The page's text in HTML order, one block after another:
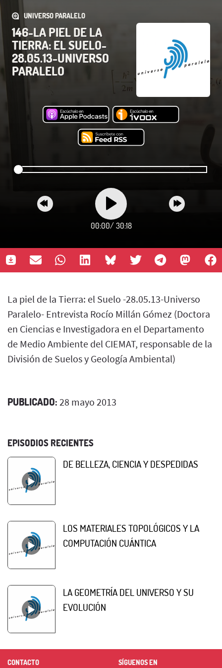
UNIVERSO PARALELO
146-LA PIEL DE LA
TIERRA: EL SUELO-
28.05.13-UNIVERSO
PARALELO
00:00/ 30:18
La piel de la Tierra: el Suelo -28.05.13-Universo
Paralelo- Entrevista Rocío Millán Gómez (Doctora
en Ciencias e Investigadora en el Departamento
de Medio Ambiente del CIEMAT, responsable de la
División de Suelos y Geología Ambiental)
PUBLICADO: 28 mayo 2013
EPISODIOS RECIENTES
DE BELLEZA, CIENCIA Y DESPEDIDAS
LOS MATERIALES TOPOLÓGICOS Y LA
COMPUTACIÓN CUÁNTICA
LA GEOMETRÍA DEL UNIVERSO Y SU
EVOLUCIÓN
CONTACTO SÍGUENOS EN